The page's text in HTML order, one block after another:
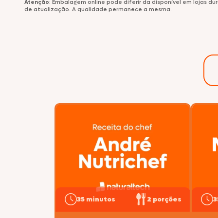
Legumes
Margarinas
Kibe e Almôndegas
Atenção: Embalagem online pode diferir da disponível em lojas
de atualização. A qualidade permanece a mesma.
35 minutos 2 porções